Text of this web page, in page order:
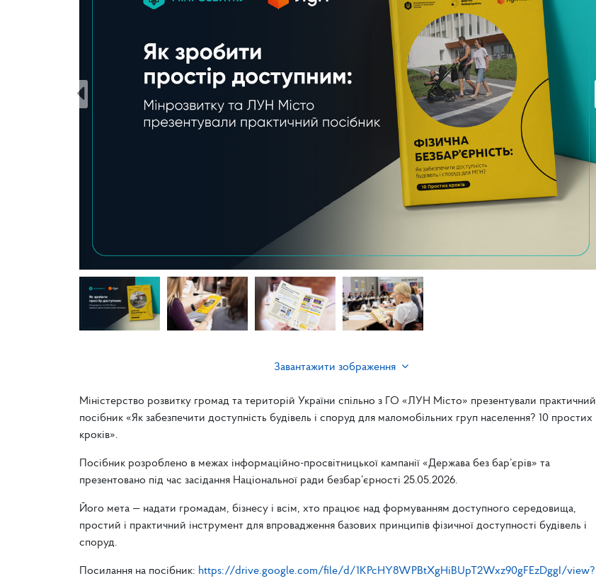
Завантажити зображення
Міністерство розвитку громад та територій України спільно з ГО «ЛУН Місто» презентували практичний
посібник «Як забезпечити доступність будівель і споруд для маломобільних груп населення? 10 простих
кроків».
Посібник розроблено в межах інформаційно-просвітницької кампанії «Держава без бар’єрів» та
презентовано під час засідання Національної ради безбар’єрності 25.05.2026.
Його мета — надати громадам, бізнесу і всім, хто працює над формуванням доступного середовища,
простий і практичний інструмент для впровадження базових принципів фізичної доступності будівель і
споруд.
Посилання на посібник: https://drive.google.com/file/d/1KPcHY8WPBtXgHiBUpT2Wxz90gFEzDggI/view?